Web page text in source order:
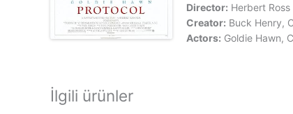
Director: Herbert Ross
Creator: Buck Henry,
Actors: Goldie Hawn,
İlgili ürünler